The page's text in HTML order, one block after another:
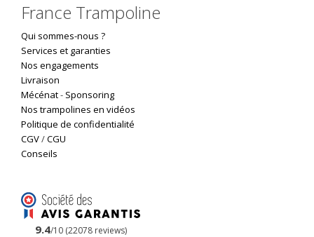
France Trampoline
Qui sommes-nous ?
Services et garanties
Nos engagements
Livraison
Mécénat- Sponsoring
Nos trampolines en vidéos
Politique de confidentialité
CGV/CGU
Conseils
9.4/10 (22078 reviews)